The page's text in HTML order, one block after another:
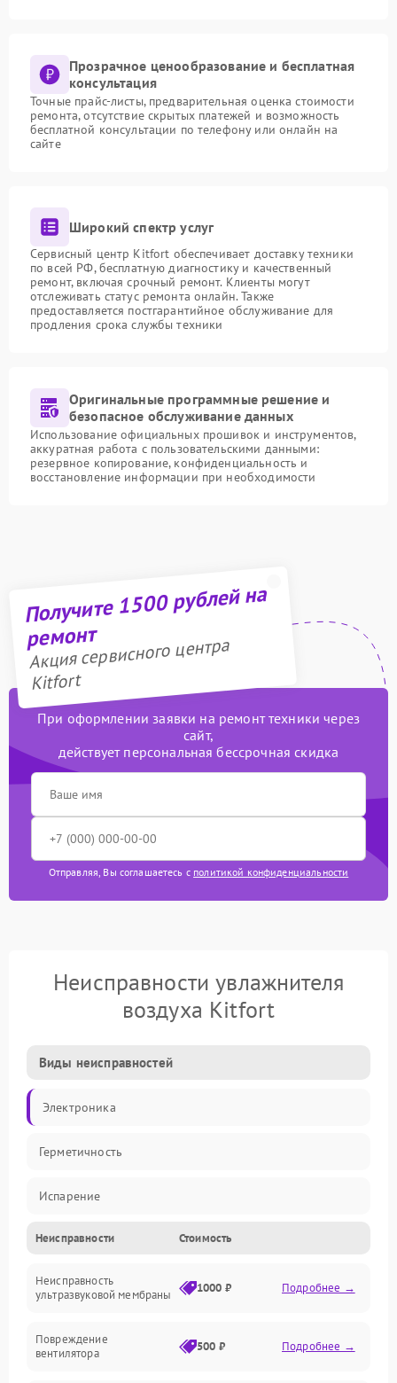
Прозрачное ценообразование и бесплатная
консультация
Точные прайс-листы, предварительная оценка стоимости
ремонта, отсутствие скрытых платежей и возможность
бесплатной консультации по телефону или онлайн на
сайте
Широкий спектр услуг
Сервисный центр Kitfort обеспечивает доставку техники
по всей РФ, бесплатную диагностику и качественный
ремонт, включая срочный ремонт. Клиенты могут
отслеживать статус ремонта онлайн. Также
предоставляется постгарантийное обслуживание для
продления срока службы техники
Оригинальные программные решение и
безопасное обслуживание данных
Использование официальных прошивок и инструментов,
аккуратная работа с пользовательскими данными:
резервное копирование, конфиденциальность и
восстановление информации при необходимости
Получите 1500 рублей на
ремонт
Акция сервисного центра
Kitfort
При оформлении заявки на ремонт техники через
сайт,
действует персональная бессрочная скидка
Отправляя, Вы соглашаетесь с политикой конфиденциальности
Неисправности увлажнителя
воздуха Kitfort
Виды неисправностей
Электроника
Герметичность
Испарение
Водяной тракт
Механические повреждения
Неисправности Стоимость
Неисправность
ультразвуковой мембраны
1000 ₽ Подробнее →
Повреждение
вентилятора
500 ₽ Подробнее →